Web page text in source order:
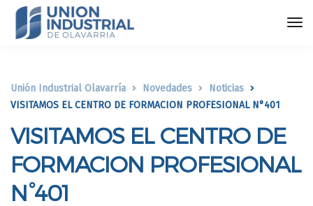
Unión Industrial Olavarría Novedades
Noticias
VISITAMOS EL CENTRO DE FORMACION PROFESIONAL N°401
VISITAMOS EL CENTRO DE
FORMACION PROFESIONAL
N°401